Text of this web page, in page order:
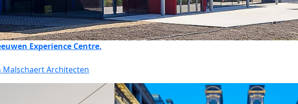
Experience Centre,
Malschaert Architecten